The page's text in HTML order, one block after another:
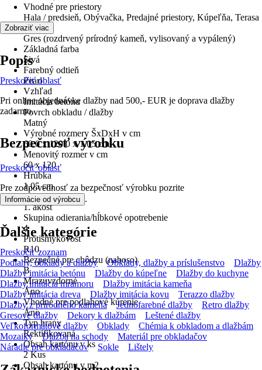
Vhodné pre priestory
Hala / predsieň, Obývačka, Predajné priestory, Kúpeľňa, Terasa
Materiál
Gres (rozdrvený prírodný kameň, vylisovaný a vypálený)
Základná farba
Sivá
Farebný odtieň
Pearl
Vzhľad
Imitácia betónu
Povrch obkladu / dlažby
Matný
Výrobné rozmery ŠxDxH v cm
60.0 x 120.0 x 1.05 cm
Menovitý rozmer v cm
60 x 120
Hrúbka
1,05 cm
Trieda
1. akosť
Skupina odierania/hĺbkové opotrebenie
4
Protišmykovosť
R10
Bezpečné pre chôdzu (naboso)
B
Mrazuvzdorné
Áno
Vhodné pre podlahové kúrenie
Áno
Typ hrany
Rektifikovaná
Obsah kartónu v ks
2 Kus
Obsah kartónu v m2
Zobraziť viac
Popis
Preskočiť oblasť
Pri online objednávke dlažby nad 500,- EUR je doprava dlažby
zadarmo.
Bezpečnosť výrobku
Preskočiť oblasť
Pre zodpovednosť za bezpečnosť výrobku pozrite
Informácie od výrobcu .
Ďalšie kategórie
Preskočiť zoznam
Podlahy, obklady a dlažby
Obklady, dlažby a príslušenstvo
Dlažby
Dlažby imitácia betónu
Dlažby do kúpeľne
Dlažby do kuchyne
Dlažby imitácia mramoru
Dlažby imitácia kameňa
Dlažby imitácia dreva
Dlažby imitácia kovu
Terazzo dlažby
Dlažby z prírodného kameňa
Jednofarebné dlažby
Retro dlažby
Gresové dlažby
Dekory k dlažbám
Leštené dlažby
Veľkoformátové dlažby
Obklady
Chémia k obkladom a dlažbám
Mozaiky
Dlažba na schody
Materiál pre obkladačov
Náradie pre obkladačov
Sokle Lištely